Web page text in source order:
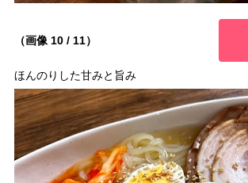
（画像 10 / 11）
ほんのりした甘みと旨み